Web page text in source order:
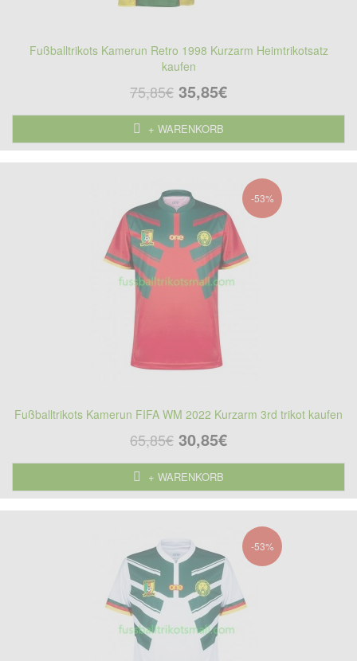
Fußballtrikots Kamerun Retro 1998 Kurzarm Heimtrikotsatz
kaufen
75,85€ 35,85€
+ WARENKORB
-53%
Fußballtrikots Kamerun FIFA WM 2022 Kurzarm 3rd trikot kaufen
65,85€ 30,85€
+ WARENKORB
-53%